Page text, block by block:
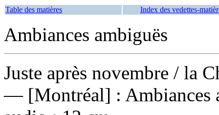
Table des matières Index des vedettes-
Ambiances ambiguës
Juste après novembre / la
— [Montréal] : Ambiances